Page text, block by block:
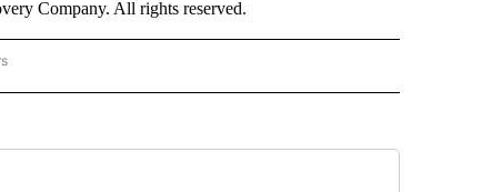
Company. All rights reserved.
TO RECEIVE NOTIFICATIONS ABOUT NEW PAGES ON "CNN - SPANISH".